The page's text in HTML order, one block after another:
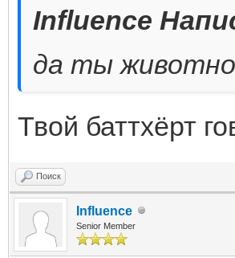
Influence
да ты
Твой баттхёрт
Поиск
Influence
Senior Member